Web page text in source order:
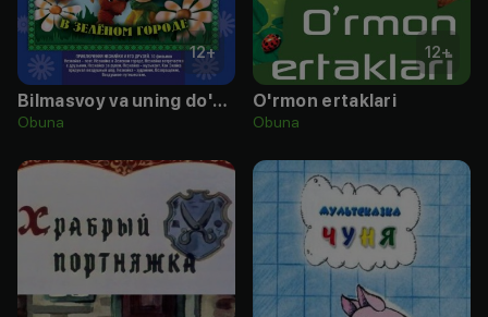
12+
Bilmasvoy va uning do'stlari
Obuna
12+
O'rmon ertaklari
Obuna